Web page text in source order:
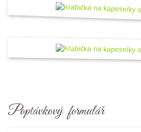
Poptávkový formulář